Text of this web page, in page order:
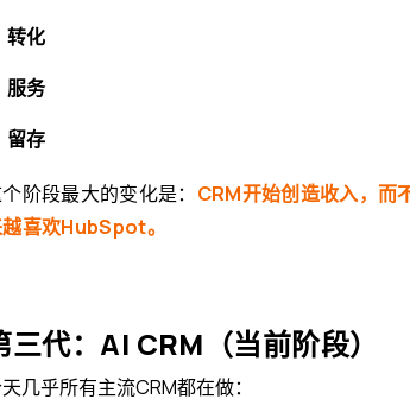
转化
服务
留存
阶段最大的变化是： CRM开始创造收入，而
喜欢HubSpot。
三代：AI CRM（当前阶段）
几乎所有主流CRM都在做：